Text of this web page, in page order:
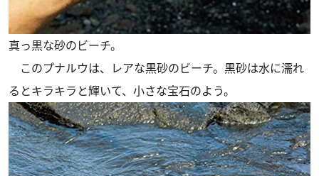
真っ黒な砂のビーチ。
このプナルウは、レアな黒砂のビーチ。黒砂は水に濡れ
るとキラキラと輝いて、小さな宝石のよう。